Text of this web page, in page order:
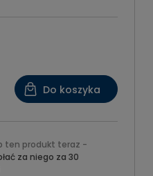
Do koszyka
ten produkt teraz -
za niego za 30